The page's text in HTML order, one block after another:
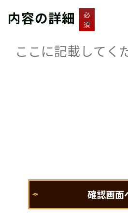
内容の詳細
必
須